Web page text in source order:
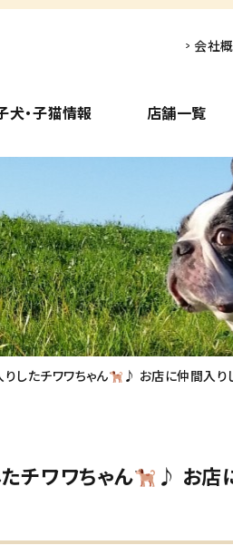
犬・子猫情報 店舗一覧
会社
したチワワちゃん ♪ お店に仲間入り
チワワちゃん
♪ お店